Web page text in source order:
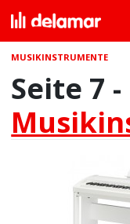
MUSIKINSTRUMENTE
Seite 7 -